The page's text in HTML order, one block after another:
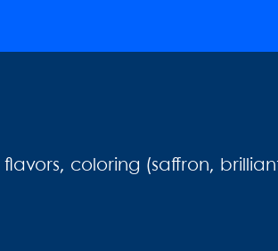
coloring (saffron,